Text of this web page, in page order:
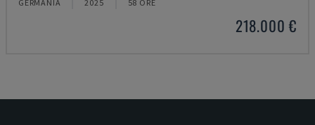
GERMANIA 2025 58 ORE
218.000 €